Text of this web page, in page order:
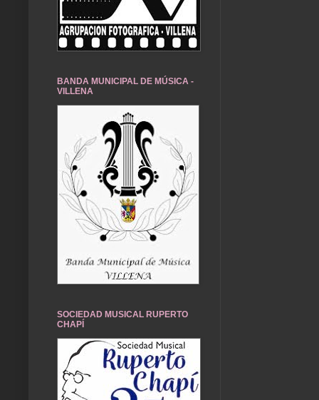
BANDA MUNICIPAL DE MÚSICA -
VILLENA
SOCIEDAD MUSICAL RUPERTO
CHAPÍ